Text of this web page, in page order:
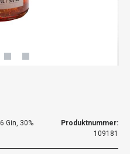
Gin, 30%
Produktnummer:
109181